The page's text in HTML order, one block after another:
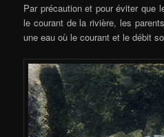
Par précaution et pour éviter que
le courant de la rivière, les
une eau où le courant et le débit